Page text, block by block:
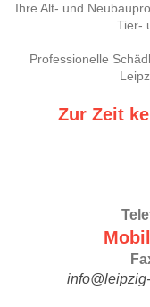
Ihre Alt- und
Tier-
Professionelle
Zur Zeit